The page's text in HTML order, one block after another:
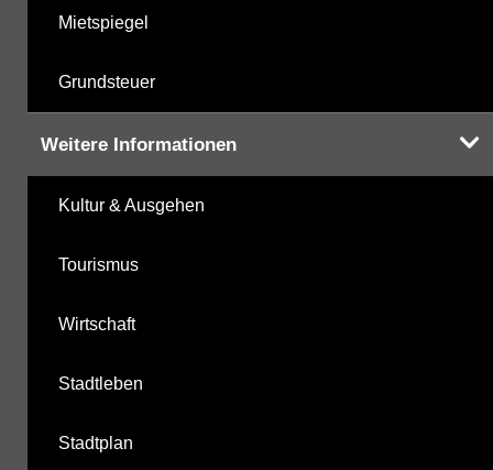
Mietspiegel
Grundsteuer
Weitere Informationen
Kultur & Ausgehen
Tourismus
Wirtschaft
Stadtleben
Stadtplan